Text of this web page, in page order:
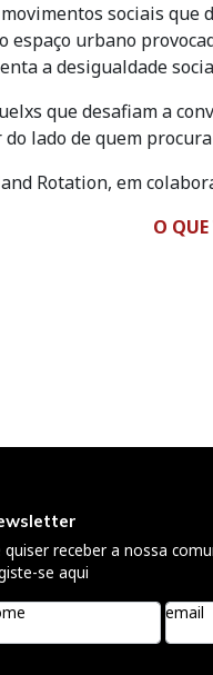
sociais
espaço urbano
a desigualdade
que desafiam a
lado de quem
Rotation, em
O
quiser receber a nossa
se aqui
email